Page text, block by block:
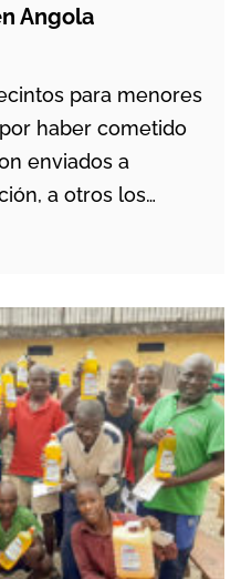
Angola
para menores
haber cometido
enviados a
a otros los
y muchos
es que los